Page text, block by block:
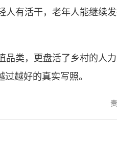
有活干，老年人能继续
类，更盘活了乡村的人
越好的真实写照。